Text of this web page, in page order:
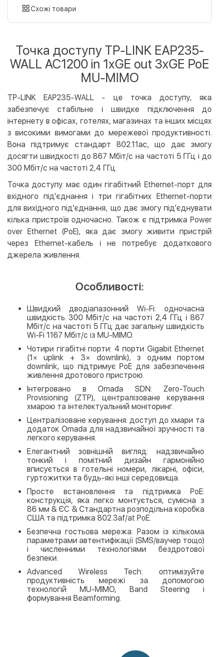
картою
LiqPay
Apple Pay
Безготівковий розрахунок
Оплата на карту юр.особи
Безкоштовно
Кредит
Миттєва розстрочка (Приватбанк)
Покупка частинами (Монобанк)
Схожі товари
Точка доступу TP-LINK EAP235-
WALL AC1200 in 1xGE out 3xGE PoE
MU-MIMO
TP-LINK EAP235-WALL - це точка доступу, яка
забезпечує стабільне і швидке підключення до
інтернету в офісах, готелях, магазинах та інших місцях
з високими вимогами до мережевої продуктивності.
Вона підтримує стандарт 802.11ac, що дає змогу
досягти швидкості до 867 Мбіт/с на частоті 5 ГГц і до
300 Мбіт/с на частоті 2,4 ГГц.
Точка доступу має один гігабітний Ethernet-порт для
вхідного під'єднання і три гігабітних Ethernet-порти
для вихідного під'єднання, що дає змогу під'єднувати
кілька пристроїв одночасно. Також є підтримка Power
over Ethernet (PoE), яка дає змогу живити пристрій
через Ethernet-кабель і не потребує додаткового
джерела живлення.
Особливості:
Швидкий дводіапазонний Wi-Fi: одночасна
швидкість 300 Мбіт/с на частоті 2,4 ГГц і 867
Мбіт/с на частоті 5 ГГц дає загальну швидкість
Wi-Fi 1167 Мбіт/с із MU-MIMO.
Чотири гігабітні порти: 4 порти Gigabit Ethernet
(1× uplink + 3× downlink), з одним портом
downlink, що підтримує PoE для забезпечення
живлення дротового пристрою.
Інтегровано в Omada SDN: Zero-Touch
Provisioning (ZTP), централізоване керування
хмарою та інтелектуальний моніторинг.
Централізоване керування: доступ до хмари та
додаток Omada для надзвичайної зручності та
легкого керування.
Елегантний зовнішній вигляд: надзвичайно
тонкий і помітний дизайн гармонійно
вписується в готельні номери, лікарні, офіси,
гуртожитки та будь-які інші середовища.
Просте встановлення та підтримка PoE:
конструкція, яка легко монтується, сумісна з
86 мм & ЄС & Стандартна розподільна коробка
США та підтримка 802.3af/at PoE.
Безпечна гостьова мережа: Разом із кількома
параметрами автентифікації (SMS/ваучер тощо)
і численними технологіями бездротової
безпеки.
Advanced Wireless Tech: оптимізуйте
продуктивність мережі за допомогою
технологій MU-MIMO, Band Steering і
формування Beamforming.